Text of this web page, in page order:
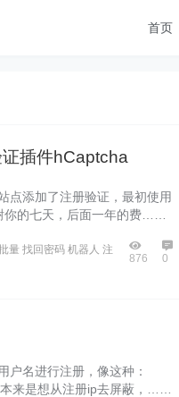
首页
插件hCaptcha
点添加了注册验证，最初使用
你的七天，后面一年的费……
量 找回密码 机器人 注
876 0
户名进行注册，像这种：
来是想从注册ip去屏蔽，……